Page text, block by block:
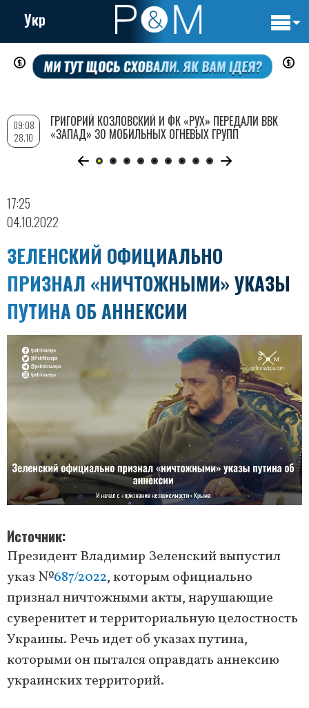
Перейти
содержанию
Укр
17:25
04.10.2022
ЗЕЛЕНСКИЙ ОФИЦИАЛЬНО
ПРИЗНАЛ «НИЧТОЖНЫМИ» УКАЗЫ
ПУТИНА ОБ АННЕКСИИ
Источник
Президент Владимир Зеленский выпустил
указ №687/2022, которым официально
признал ничтожными акты, нарушающие
суверенитет и территориальную целостность
Украины. Речь идет об указах путина,
которыми он пытался оправдать аннексию
украинских территорий.
09:08
28.10
ГРИГОРИЙ КОЗЛОВСКИЙ И ФК «РУХ» ПЕРЕДАЛИ ВВК
«ЗАПАД» 30 МОБИЛЬНЫХ ОГНЕВЫХ ГРУПП